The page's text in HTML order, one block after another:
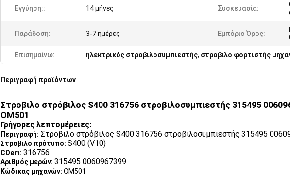
Εγγύηση:: 14 μήνες Συσκευασία:
Παράδοση: 3-7 ημέρες Εμπόριο Όρος:
Επισημαίνω: ηλεκτρικός στροβιλοσυμπιεστής, στροβιλο φορτιστής
Περιγραφή προϊόντων
Στροβιλο στρόβιλος S400 316756 στροβιλοσυμπιεστής 315495
OM501
Γρήγορες λεπτομέρειες:
Περιγραφή: Στροβιλο στρόβιλος S400 316756 στροβιλοσυμπιεστής 315495
Στροβιλο πρότυπο: S400 (V10)
COem: 316756
Αριθμός μερών: 315495 0060967399
Κώδικας μηχανών: OM501